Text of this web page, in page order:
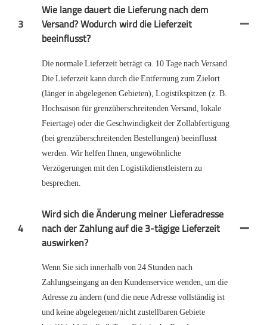
3
Wie lange dauert die Lieferung nach dem
Versand? Wodurch wird die Lieferzeit
beeinflusst?
Die normale Lieferzeit beträgt ca. 10 Tage nach Versand.
Die Lieferzeit kann durch die Entfernung zum Zielort
(länger in abgelegenen Gebieten), Logistikspitzen (z. B.
Hochsaison für grenzüberschreitenden Versand, lokale
Feiertage) oder die Geschwindigkeit der Zollabfertigung
(bei grenzüberschreitenden Bestellungen) beeinflusst
werden. Wir helfen Ihnen, ungewöhnliche
Verzögerungen mit den Logistikdienstleistern zu
besprechen.
4
Wird sich die Änderung meiner Lieferadresse
nach der Zahlung auf die 3-tägige Lieferzeit
auswirken?
Wenn Sie sich innerhalb von 24 Stunden nach
Zahlungseingang an den Kundenservice wenden, um die
Adresse zu ändern (und die neue Adresse vollständig ist
und keine abgelegenen/nicht zustellbaren Gebiete